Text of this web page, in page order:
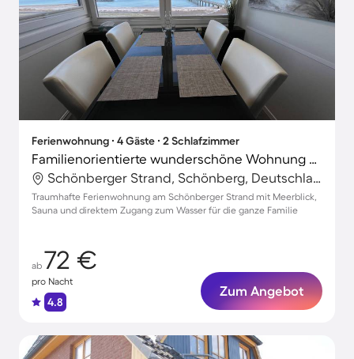
Ferienwohnung ∙ 4 Gäste ∙ 2 Schlafzimmer
Familienorientierte wunderschöne Wohnung mit Sauna | Meerblick | Neben dem Strand | Haustierfreundlich
Schönberger Strand, Schönberg, Deutschland
Traumhafte Ferienwohnung am Schönberger Strand mit Meerblick,
Sauna und direktem Zugang zum Wasser für die ganze Familie
ab 72 €
pro Nacht
4.8
Zum Angebot